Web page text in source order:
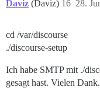
Daviz (Daviz) 28.
16
cd /var/discourse
./discourse-setup
Ich habe SMTP mit ./
gesagt hast. Vielen Dank.